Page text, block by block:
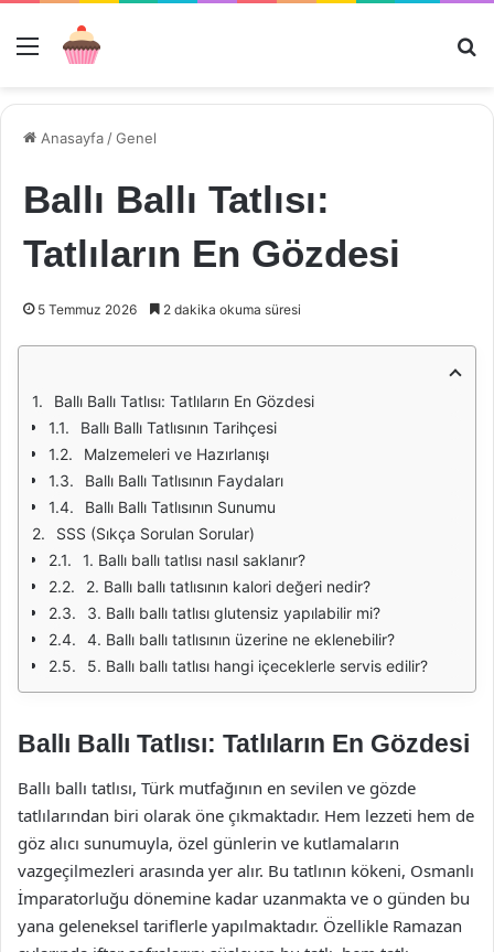
Menü
Anasayfa /Genel
Ballı Ballı Tatlısı:
Tatlıların En Gözdesi
5 Temmuz 2026 2 dakika okuma süresi
Ballı Ballı Tatlısı: Tatlıların En Gözdesi
Ballı Ballı Tatlısının Tarihçesi
Malzemeleri ve Hazırlanışı
Ballı Ballı Tatlısının Faydaları
Ballı Ballı Tatlısının Sunumu
SSS (Sıkça Sorulan Sorular)
1. Ballı ballı tatlısı nasıl saklanır?
2. Ballı ballı tatlısının kalori değeri nedir?
3. Ballı ballı tatlısı glutensiz yapılabilir mi?
4. Ballı ballı tatlısının üzerine ne eklenebilir?
5. Ballı ballı tatlısı hangi içeceklerle servis edilir?
Ballı Ballı Tatlısı: Tatlıların En Gözdesi
Ballı ballı tatlısı, Türk mutfağının en sevilen ve gözde
tatlılarından biri olarak öne çıkmaktadır. Hem lezzeti hem de
göz alıcı sunumuyla, özel günlerin ve kutlamaların
vazgeçilmezleri arasında yer alır. Bu tatlının kökeni, Osmanlı
İmparatorluğu dönemine kadar uzanmakta ve o günden bu
yana geleneksel tariflerle yapılmaktadır. Özellikle Ramazan